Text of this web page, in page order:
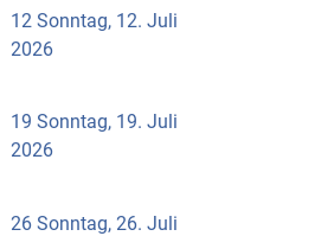
12 Sonntag, 12. Juli
2026
19 Sonntag, 19. Juli
2026
26 Sonntag, 26. Juli